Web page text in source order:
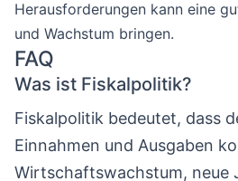
Herausforderungen kann eine
und Wachstum bringen.
FAQ
Was ist Fiskalpolitik?
Fiskalpolitik bedeutet, dass
Einnahmen und Ausgaben
Wirtschaftswachstum, neue